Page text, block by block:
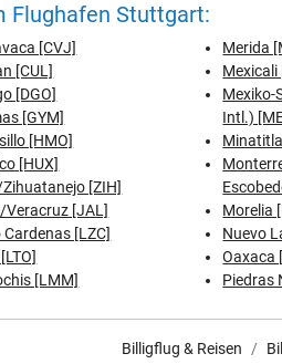
Flughafen Stuttgart:
[CVJ]
[CUL]
[DGO]
[GYM]
[HMO]
[HUX]
[ZIH]
[JAL]
[LZC]
[LMM]
Merida
Mexicali
Mexiko-
Intl.)
Morelia
Nuevo
Oaxaca
Piedras
Billigflug & Reisen